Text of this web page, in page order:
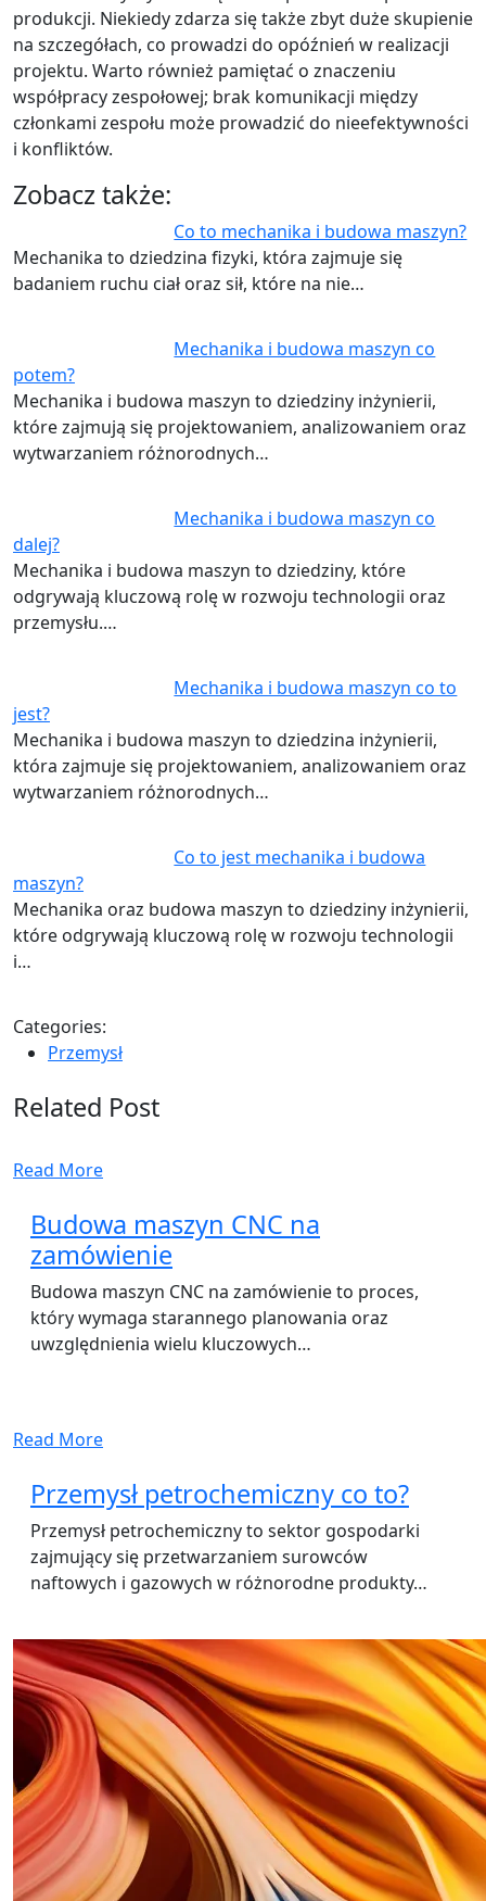
produkcji. Niekiedy zdarza się także zbyt duże skupienie
na szczegółach, co prowadzi do opóźnień w realizacji
projektu. Warto również pamiętać o znaczeniu
współpracy zespołowej; brak komunikacji między
członkami zespołu może prowadzić do nieefektywności
i konfliktów.
Zobacz także:
Co to mechanika i budowa maszyn?
Mechanika to dziedzina fizyki, która zajmuje się
badaniem ruchu ciał oraz sił, które na nie…
Mechanika i budowa maszyn co
potem?
Mechanika i budowa maszyn to dziedziny inżynierii,
które zajmują się projektowaniem, analizowaniem oraz
wytwarzaniem różnorodnych…
Mechanika i budowa maszyn co
dalej?
Mechanika i budowa maszyn to dziedziny, które
odgrywają kluczową rolę w rozwoju technologii oraz
przemysłu.…
Mechanika i budowa maszyn co to
jest?
Mechanika i budowa maszyn to dziedzina inżynierii,
która zajmuje się projektowaniem, analizowaniem oraz
wytwarzaniem różnorodnych…
Co to jest mechanika i budowa
maszyn?
Mechanika oraz budowa maszyn to dziedziny inżynierii,
które odgrywają kluczową rolę w rozwoju technologii
i…
Categories:
Przemysł
Related Post
Read More
Budowa maszyn CNC na
zamówienie
Budowa maszyn CNC na zamówienie to proces,
który wymaga starannego planowania oraz
uwzględnienia wielu kluczowych…
Read More
Przemysł petrochemiczny co to?
Przemysł petrochemiczny to sektor gospodarki
zajmujący się przetwarzaniem surowców
naftowych i gazowych w różnorodne produkty…